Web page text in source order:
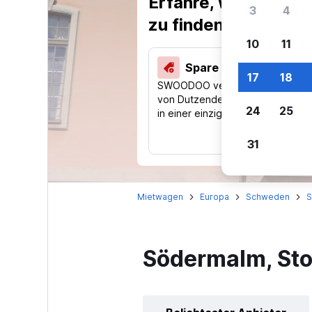
zu finden.
Spare 40 % und mehr
SWOODOO vergleicht Preise
von Dutzenden Reise-Websites
in einer einzigen Suche.
Mietwagen Europa Schweden
Södermalm,
3 4
10 11
17 18
24 25
31